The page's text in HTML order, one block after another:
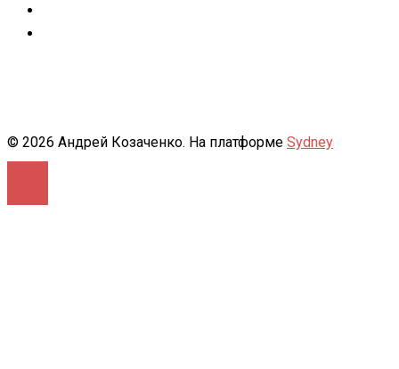
© 2026 Андрей Козаченко. На платформе Sydney